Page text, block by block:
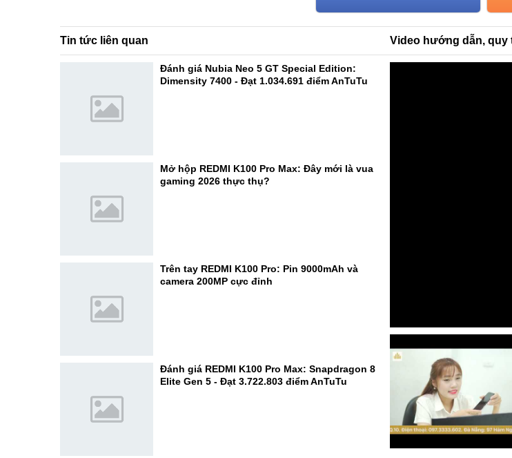
Tin tức liên quan
Đánh giá Nubia Neo 5 GT Special Edition:
Dimensity 7400 - Đạt 1.034.691 điểm AnTuTu
Mở hộp REDMI K100 Pro Max: Đây mới là vua
gaming 2026 thực thụ?
Trên tay REDMI K100 Pro: Pin 9000mAh và
camera 200MP cực đỉnh
Đánh giá REDMI K100 Pro Max: Snapdragon 8
Elite Gen 5 - Đạt 3.722.803 điểm AnTuTu
Video hướng dẫn,